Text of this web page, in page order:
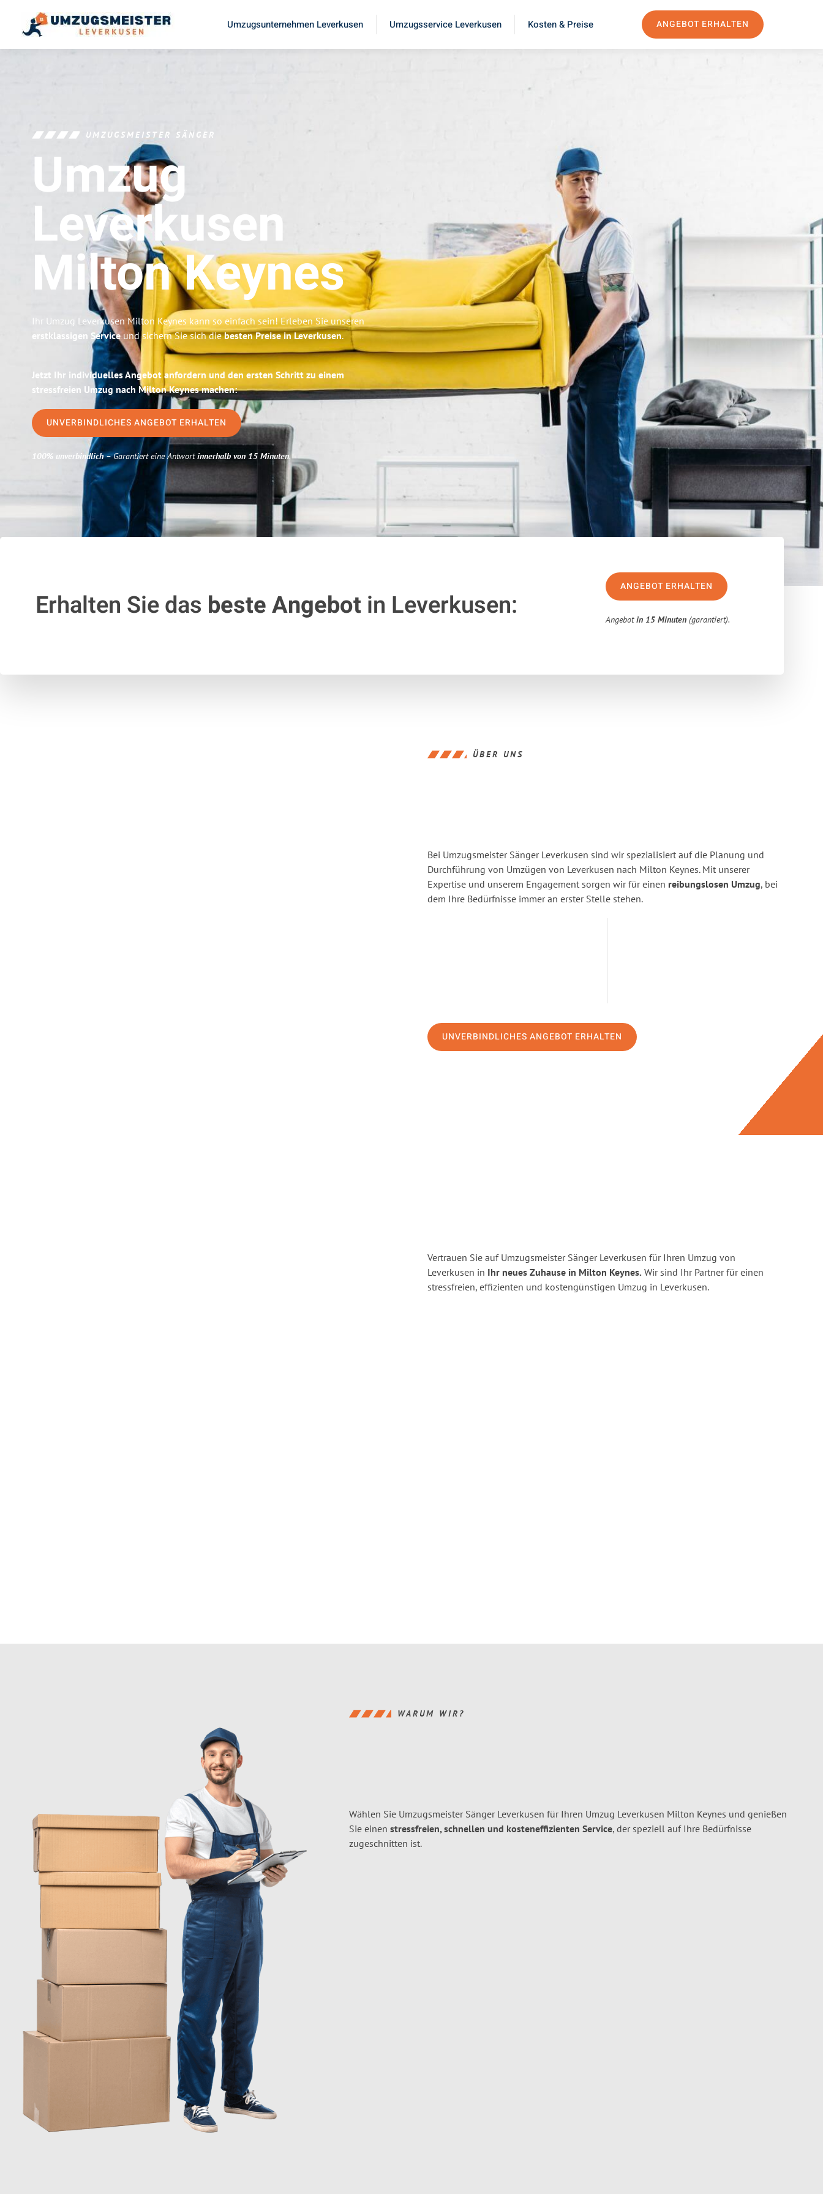
Umzugsunternehmen Leverkusen Umzugsservice Leverkusen Kosten & Preise ANGEBOT ERHALTEN
UMZUGSMEISTER SÄNGER
Umzug
Leverkusen
Milton Keynes
Ihr Umzug Leverkusen Milton Keynes kann so einfach sein! Erleben Sie unseren
erstklassigen Serviceund sichern Sie sich diebesten Preise in Leverkusen.
Jetzt Ihr individuelles Angebot anfordern und den ersten Schritt zu einem
stressfreien Umzug nach Milton Keynes machen:
UNVERBINDLICHES ANGEBOT ERHALTEN
100% unverbindlich– Garantiert eine Antwortinnerhalb von 15 Minuten.
Erhalten Sie das beste Angebotin Leverkusen:
ANGEBOT ERHALTEN
Angebotin 15 Minuten (garantiert).
ÜBER UNS
Bei Umzugsmeister Sänger Leverkusen sind wir spezialisiert auf die Planung und
Durchführung von Umzügen von Leverkusen nach Milton Keynes. Mit unserer
Expertise und unserem Engagement sorgen wir für einen reibungslosen Umzug, bei
dem Ihre Bedürfnisse immer an erster Stelle stehen.
UNVERBINDLICHES ANGEBOT ERHALTEN
Vertrauen Sie auf Umzugsmeister Sänger Leverkusen für Ihren Umzug von
Leverkusen in Ihr neues Zuhause in Milton Keynes. Wir sind Ihr Partner für einen
stressfreien, effizienten und kostengünstigen Umzug in Leverkusen.
WARUM WIR?
Wählen Sie Umzugsmeister Sänger Leverkusen für Ihren Umzug Leverkusen Milton Keynes und genießen
Sie einen stressfreien, schnellen und kosteneffizienten Service, der speziell auf Ihre Bedürfnisse
zugeschnitten ist.